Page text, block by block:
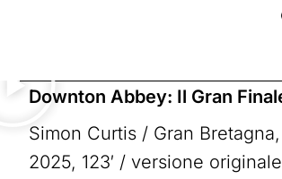
Downton Abbey: Il Gran
Simon Curtis / Gran
2025, 123′ / versione